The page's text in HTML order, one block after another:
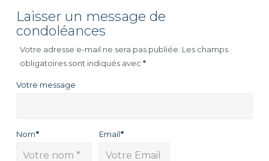
Laisser un message de
condoléances
Votre adresse e-mail ne sera pas publiée. Les champs
obligatoires sont indiqués avec*
Votre message
Nom* Email*